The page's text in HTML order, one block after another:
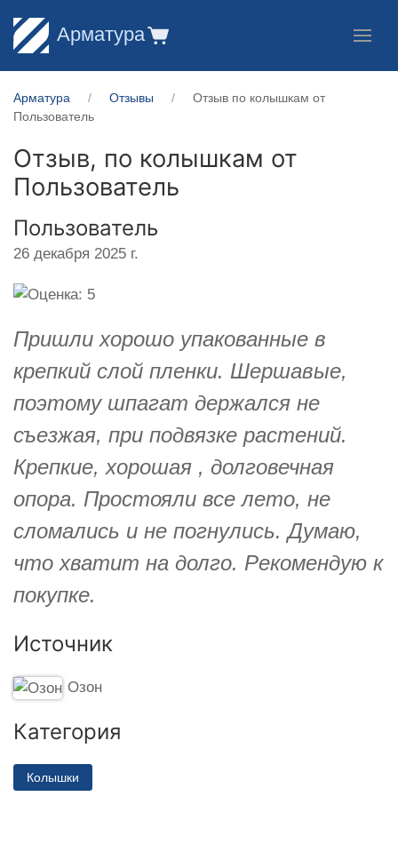
Арматура
Арматура Отзывы
Отзыв по колышкам от
Пользователь
Отзыв, по колышкам от
Пользователь
Пользователь
26 декабря 2025 г.
Пришли хорошо упакованные в
крепкий слой пленки. Шершавые,
поэтому шпагат держался не
съезжая, при подвязке растений.
Крепкие, хорошая , долговечная
опора. Простояли все лето, не
сломались и не погнулись. Думаю,
что хватит на долго. Рекомендую к
покупке.
Источник
Озон
Категория
Колышки